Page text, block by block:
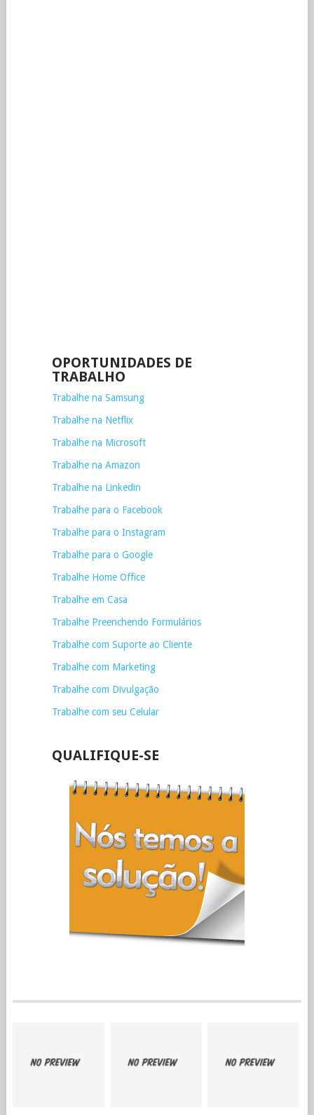
OPORTUNIDADES DE
TRABALHO
Trabalhe na Samsung
Trabalhe na Netflix
Trabalhe na Microsoft
Trabalhe na Amazon
Trabalhe na Linkedin
Trabalhe para o Facebook
Trabalhe para o Instagram
Trabalhe para o Google
Trabalhe Home Office
Trabalhe em Casa
Trabalhe Preenchendo Formulários
Trabalhe com Suporte ao Cliente
Trabalhe com Marketing
Trabalhe com Divulgação
Trabalhe com seu Celular
QUALIFIQUE-SE